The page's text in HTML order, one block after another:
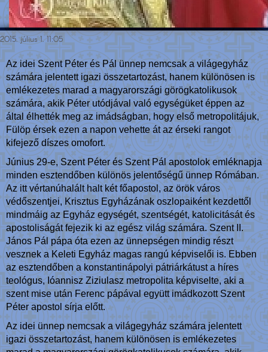
2015. július 1. 11:05
Az idei Szent Péter és Pál ünnep nemcsak a világegyház
számára jelentett igazi összetartozást, hanem különösen is
emlékezetes marad a magyarországi görögkatolikusok
számára, akik Péter utódjával való egységüket éppen az
által élhették meg az imádságban, hogy első metropolitájuk,
Fülöp érsek ezen a napon vehette át az érseki rangot
kifejező díszes omofort.
Június 29-e, Szent Péter és Szent Pál apostolok emléknapja
minden esztendőben különös jelentőségű ünnep Rómában.
Az itt vértanúhalált halt két főapostol, az örök város
védőszentjei, Krisztus Egyházának oszlopaiként kezdettől
mindmáig az Egyház egységét, szentségét, katolicitását és
apostoliságát fejezik ki az egész világ számára. Szent II.
János Pál pápa óta ezen az ünnepségen mindig részt
vesznek a Keleti Egyház magas rangú képviselői is. Ebben
az esztendőben a konstantinápolyi pátriárkátust a híres
teológus, Ióannisz Ziziulasz metropolita képviselte, aki a
szent mise után Ferenc pápával együtt imádkozott Szent
Péter apostol sírja előtt.
Az idei ünnep nemcsak a világegyház számára jelentett
igazi összetartozást, hanem különösen is emlékezetes